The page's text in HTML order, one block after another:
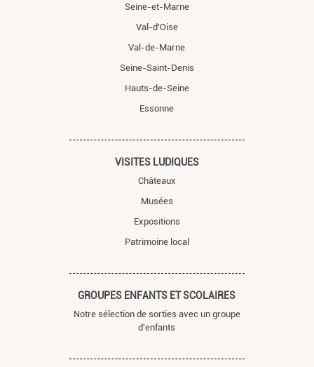
Seine-et-Marne
Val-d'Oise
Val-de-Marne
Seine-Saint-Denis
Hauts-de-Seine
Essonne
VISITES LUDIQUES
Châteaux
Musées
Expositions
Patrimoine local
GROUPES ENFANTS ET SCOLAIRES
Notre sélection de sorties avec un groupe
d'enfants